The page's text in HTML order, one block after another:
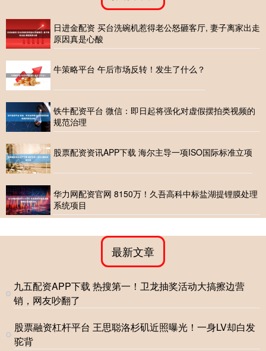
日进金配资 买台洗碗机惹得老公怒砸客厅, 妻子离家出走
原因真是心酸
牛策略平台 午后市场反转！发生了什么？
铁牛配资平台 微信：即日起将强化对虚假摆拍类视频的
规范治理
股票配资资讯APP下载 海尔主导一项ISO国际标准立项
华力网配资官网 8150万！久吾高科中标盐湖提锂膜处理
系统项目
最新文章
九五配资APP下载 热搜第一！卫龙抽奖活动大搞擦边营
销，网友吵翻了
股票融资杠杆平台 王思聪洛杉矶近照曝光！一身LV却白发
驼背